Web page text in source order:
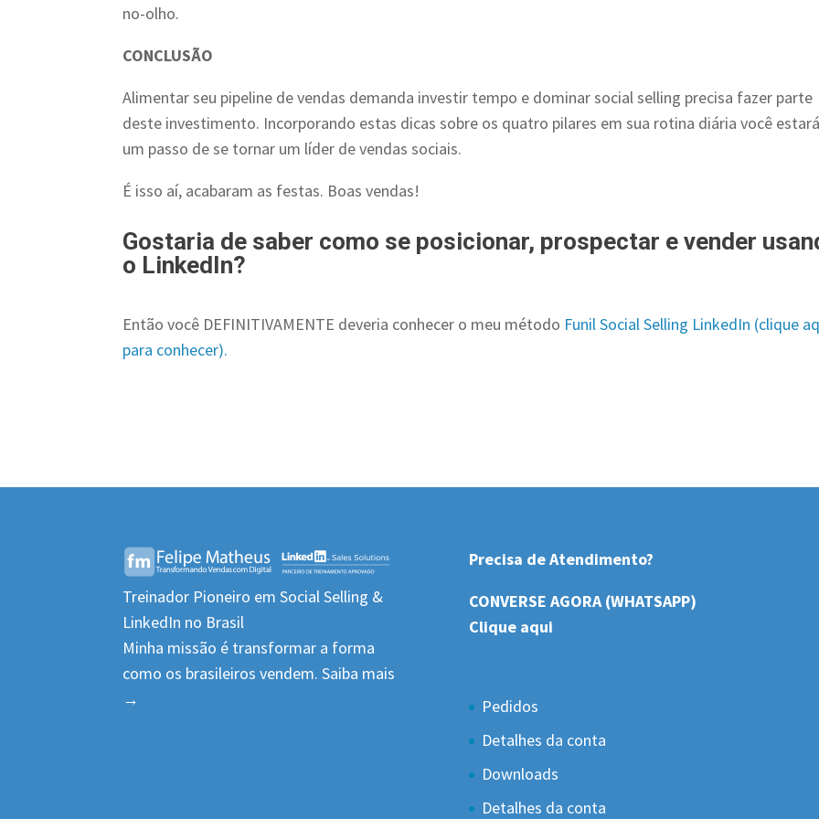
no-olho.
CONCLUSÃO
Alimentar seu pipeline de vendas demanda investir tempo e dominar social selling precisa fazer parte
deste investimento. Incorporando estas dicas sobre os quatro pilares em sua rotina diária você
um passo de se tornar um líder de vendas sociais.
É isso aí, acabaram as festas. Boas vendas!
Gostaria de saber como se posicionar, prospectar e vender
o LinkedIn?
Então você DEFINITIVAMENTE deveria conhecer o meu método Funil Social Selling LinkedIn (clique
para conhecer).
Treinador Pioneiro em Social Selling &
LinkedIn no Brasil
Minha missão é transformar a forma
como os brasileiros vendem.Saiba mais
→
Precisa de Atendimento?
CONVERSE AGORA (WHATSAPP)
Clique aqui
Pedidos
Detalhes da conta
Downloads
Detalhes da conta